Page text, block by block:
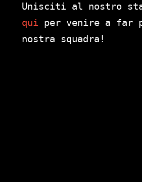
Unisciti al nostro
qui per venire a far
nostra squadra!